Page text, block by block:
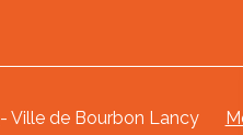
- Ville de Bourbon Lancy